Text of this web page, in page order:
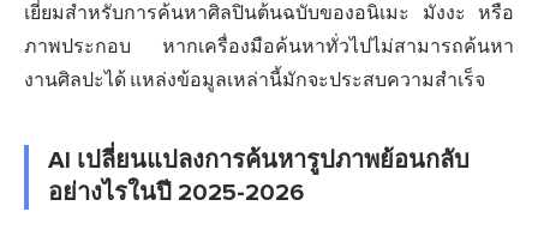
เยี่ยมสำหรับการค้นหาศิลปินต้นฉบับของอนิเมะ มังงะ หรือ
ภาพประกอบ หากเครื่องมือค้นหาทั่วไปไม่สามารถค้นหา
งานศิลปะได้ แหล่งข้อมูลเหล่านี้มักจะประสบความสำเร็จ
AI เปลี่ยนแปลงการค้นหารูปภาพย้อนกลับ
อย่างไรในปี 2025-2026